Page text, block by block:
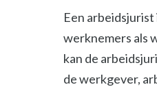
Een
werknemers als
kan de
de werkgever,